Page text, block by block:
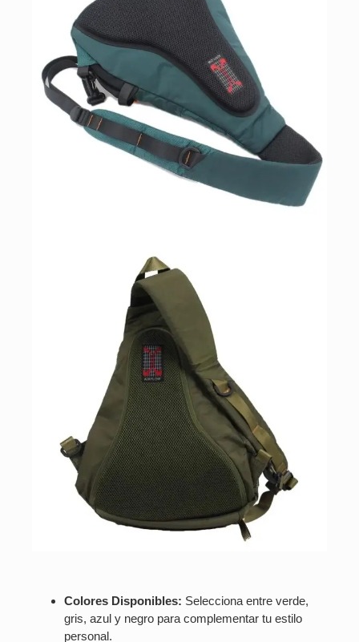
Colores Disponibles: Selecciona entre verde,
gris, azul y negro para complementar tu estilo
personal.